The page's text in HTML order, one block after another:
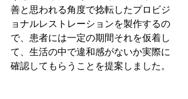
善と思われる角度で捻転したプロビジ
ョナルレストレーションを製作するの
で、患者には一定の期間それを仮着し
て、生活の中で違和感がないか実際に
確認してもらうことを提案しました。